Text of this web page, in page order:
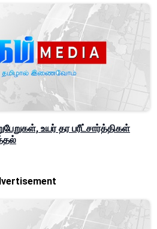
உயர் தர பரீட்சார்த்திகள்